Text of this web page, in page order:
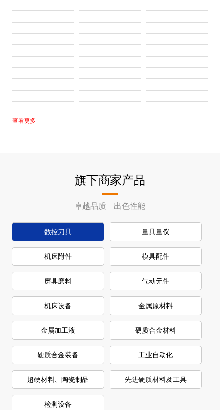
查看更多
旗下商家产品
卓越品质，出色性能
数控刀具 量具量仪
机床附件 模具配件
磨具磨料 气动元件
机床设备 金属原材料
金属加工液 硬质合金材料
硬质合金装备 工业自动化
超硬材料、陶瓷制品 先进硬质材料及工具
检测设备